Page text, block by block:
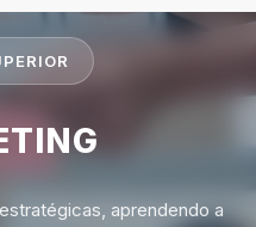
aprendendo a